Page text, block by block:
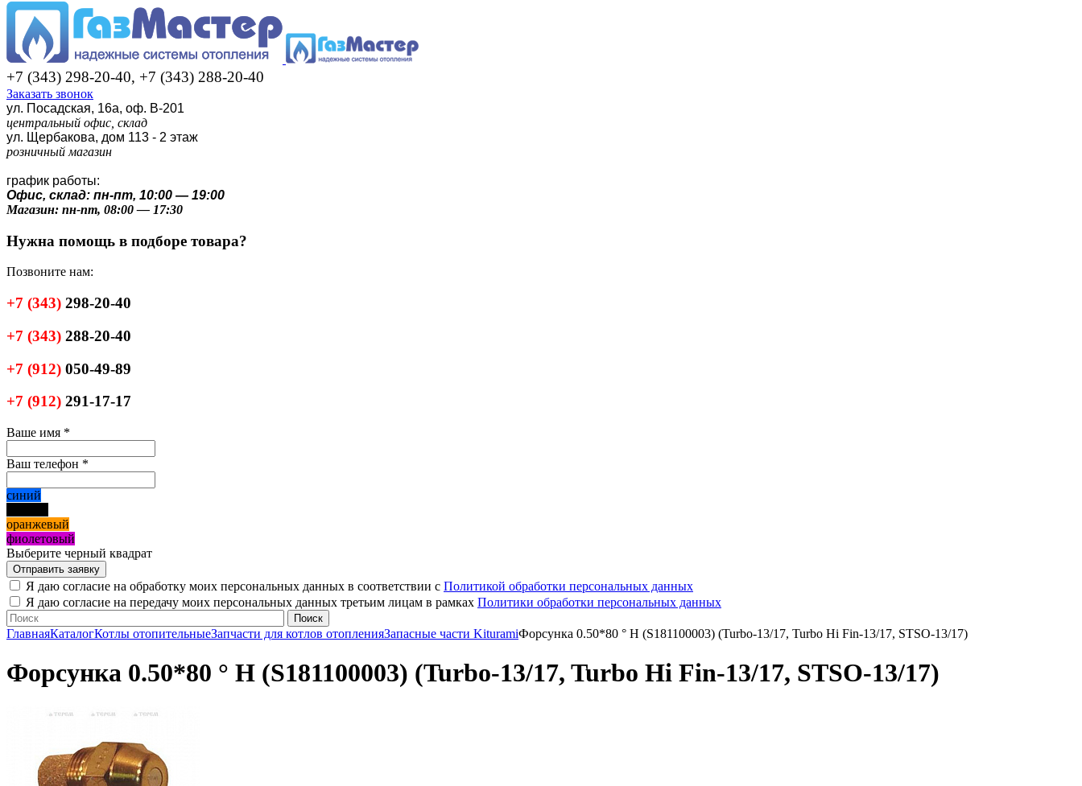
+7 (343) 298-20-40, +7 (343) 288-20-40
Заказать звонок
ул. Посадская, 16а, оф. В-201
центральный офис, склад
ул. Щербакова, дом 113 - 2 этаж
розничный магазин
график работы:
Офис, склад: пн-пт, 10:00 — 19:00
Магазин: пн-пт, 08:00 — 17:30
Нужна помощь в подборе товара?
Позвоните нам:
+7 (343) 298-20-40
+7 (343) 288-20-40
+7 (912) 050-49-89
+7 (912) 291-17-17
Ваше имя *
Ваш телефон *
синий
оранжевый
фиолетовый
Выберите черный квадрат
Я даю согласие на обработку моих персональных данных в соответствии с Политикой обработки персональных данных
Я даю согласие на передачу моих персональных данных третьим лицам в рамках Политики обработки персональных данных
ГлавнаяКаталогКотлы отопительныеЗапчасти для котлов отопленияЗапасные части KituramiФорсунка 0.50*80 ° H (S181100003) (Turbo-13/17, Turbo Hi Fin-13/17, STSO-13/17)
Форсунка 0.50*80 ° H (S181100003) (Turbo-13/17, Turbo Hi Fin-13/17, STSO-13/17)